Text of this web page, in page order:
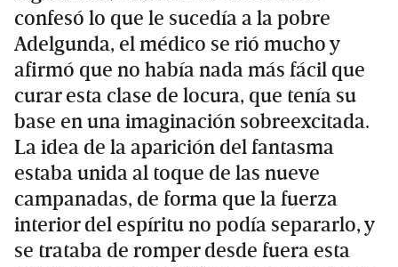
confesó lo que le sucedía a la pobre
Adelgunda, el médico se rió mucho y
afirmó que no había nada más fácil que
curar esta clase de locura, que tenía su
base en una imaginación sobreexcitada.
La idea de la aparición del fantasma
estaba unida al toque de las nueve
campanadas, de forma que la fuerza
interior del espíritu no podía separarlo, y
se trataba de romper desde fuera esta